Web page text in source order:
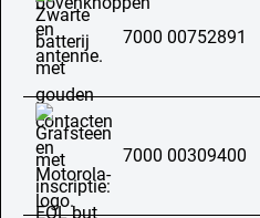
7000 00752891
7000 00309400